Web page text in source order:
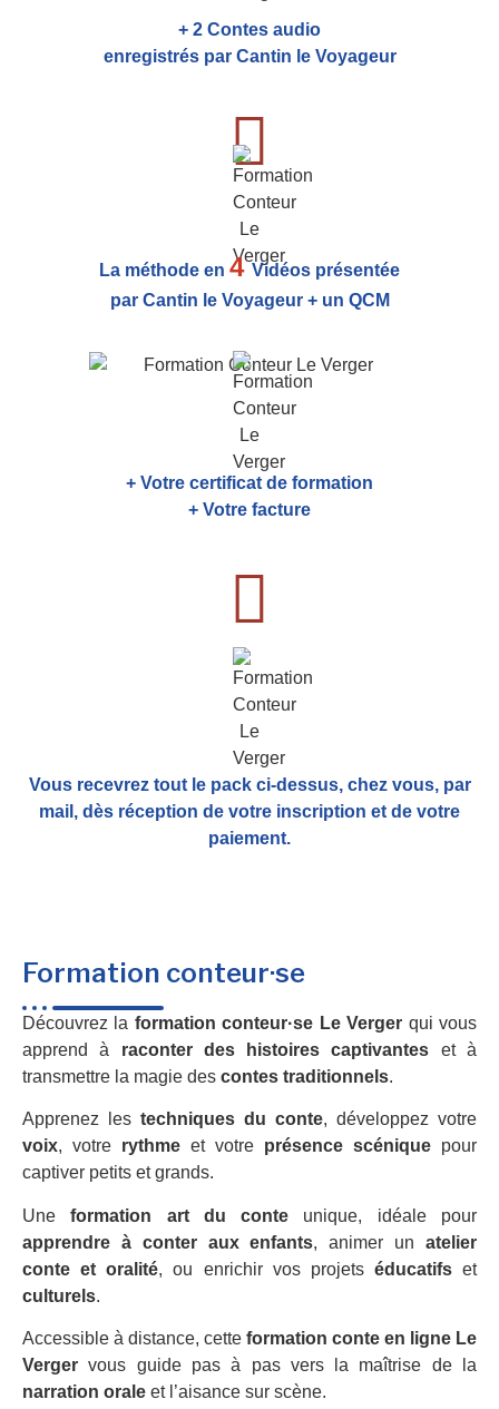
+ 2 Contes audio
enregistrés par Cantin le Voyageur
La méthode en 4Vidéos présentée
par Cantin le Voyageur + un QCM
+ Votre certificat de formation
+ Votre facture
Vous recevrez tout le pack ci-dessus, chez vous, par
mail, dès réception de votre inscription et de votre
paiement.
Formation conteur·se
Découvrez la formation conteur·se Le Verger qui vous
apprend à raconter des histoires captivantes et à
transmettre la magie des contes traditionnels.
Apprenez les techniques du conte, développez votre
voix, votre rythme et votre présence scénique pour
captiver petits et grands.
Uneformation art du conte unique, idéale pour
apprendre à conter aux enfants, animer unatelier
conte et oralité, ou enrichir vos projets éducatifset
culturels.
Accessible à distance, cette formation conte en ligne Le
Verger vous guide pas à pas vers la maîtrise de la
narration orale et l’aisance sur scène.